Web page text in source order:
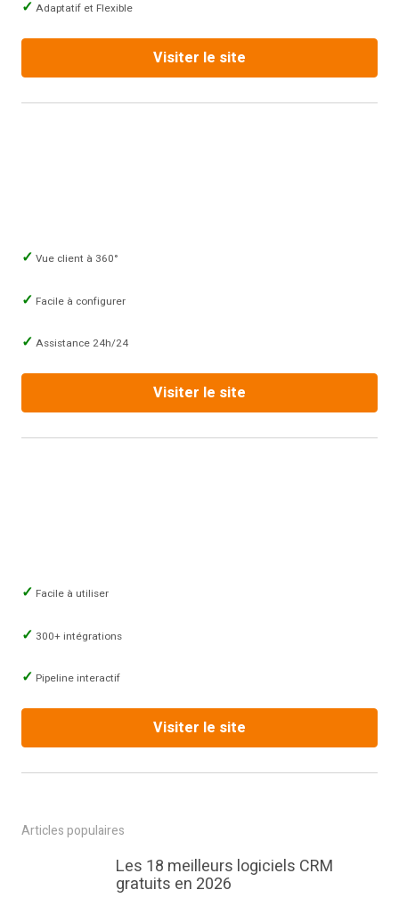
Adaptatif et Flexible
Visiter le site
Vue client à 360°
Facile à configurer
Assistance 24h/24
Visiter le site
Facile à utiliser
300+ intégrations
Pipeline interactif
Visiter le site
Articles populaires
Les 18 meilleurs logiciels CRM
gratuits en 2026